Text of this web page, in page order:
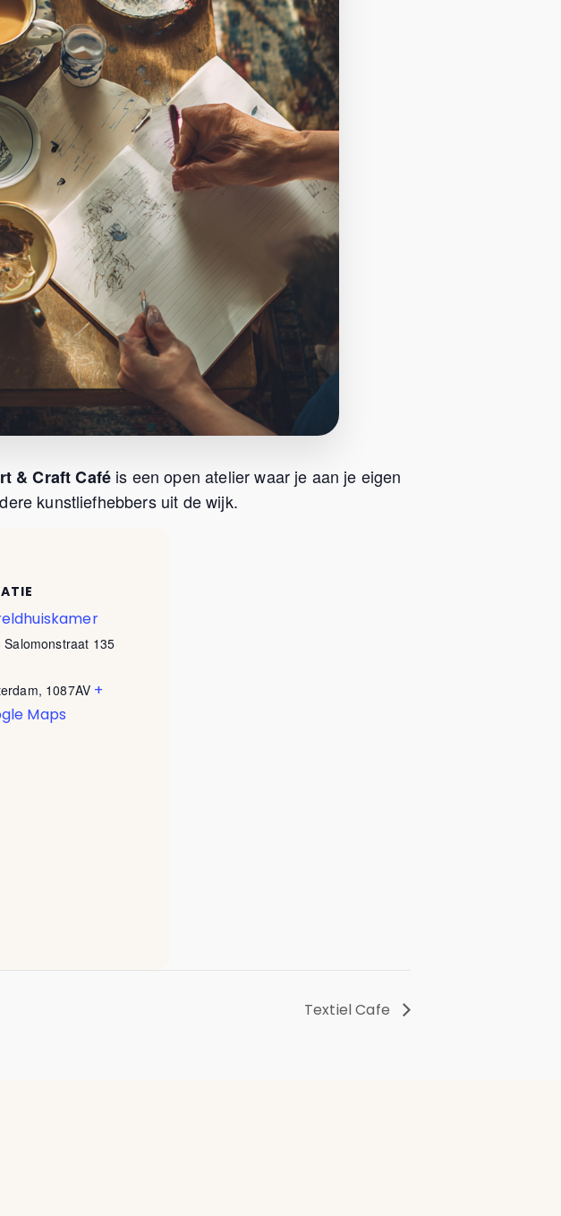
& Craft Caféis een open atelier waar je aan je eigen
kunstliefhebbers uit de wijk.
Salomonstraat 135
, 1087AV +
Maps
Textiel Cafe